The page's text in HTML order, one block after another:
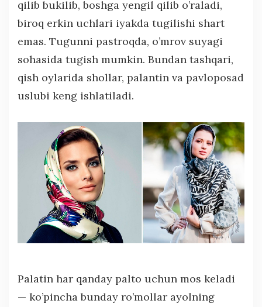
qilib bukilib, boshga yengil qilib o’raladi,
biroq erkin uchlari iyakda tugilishi shart
emas. Tugunni pastroqda, o’mrov suyagi
sohasida tugish mumkin. Bundan tashqari,
qish oylarida shollar, palantin va pavloposad
uslubi keng ishlatiladi.
Palatin har qanday palto uchun mos keladi
— ko’pincha bunday ro’mollar ayolning